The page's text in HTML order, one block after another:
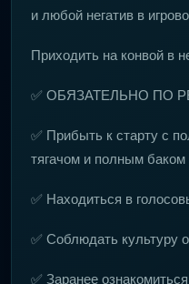
и любой негатив в
Приходить на конвой в
✅ ОБЯЗАТЕЛЬНО ПО
✅ Прибыть к старту с
тягачом и полным баком
✅ Находиться в
✅ Соблюдать культуру
✅ Заранее